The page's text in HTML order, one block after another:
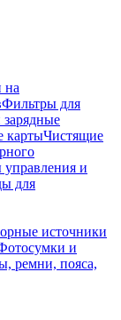
на
Фильтры для
картыЧистящие
управления и
для
источники
и
ремни, пояса,